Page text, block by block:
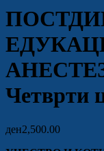
Четврти
ден2,500.00